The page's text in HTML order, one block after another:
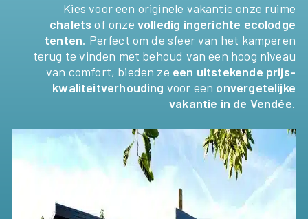
Kies voor een originele vakantie onze ruime
chalets of onze volledig ingerichte ecolodge
tenten. Perfect om de sfeer van het kamperen
terug te vinden met behoud van een hoog niveau
van comfort, bieden ze een uitstekende prijs-
kwaliteitverhouding voor een onvergetelijke
vakantie in de Vendée.